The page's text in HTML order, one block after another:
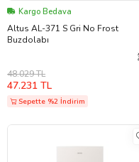
Kargo Bedava
Altus AL-371 S Gri No Frost
Buzdolabı
48.029 TL
47.231 TL
Sepette %2 İndirim